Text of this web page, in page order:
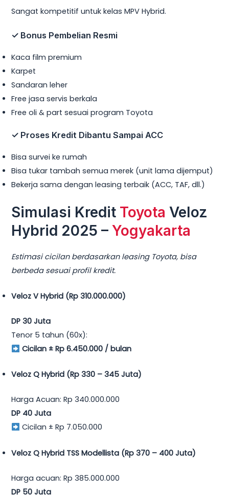
Sangat kompetitif untuk kelas MPV Hybrid.
✓ Bonus Pembelian Resmi
Kaca film premium
Karpet
Sandaran leher
Free jasa servis berkala
Free oli & part sesuai program Toyota
✓ Proses Kredit Dibantu Sampai ACC
Bisa survei ke rumah
Bisa tukar tambah semua merek (unit lama dijemput)
Bekerja sama dengan leasing terbaik (ACC, TAF, dll.)
Simulasi Kredit Toyota Veloz
Hybrid 2025 –Yogyakarta
Estimasi cicilan berdasarkan leasing Toyota, bisa
berbeda sesuai profil kredit.
Veloz V Hybrid (Rp 310.000.000)
DP 30 Juta
Tenor 5 tahun (60x):
Cicilan ± Rp 6.450.000 / bulan
Veloz Q Hybrid (Rp 330 – 345 Juta)
Harga Acuan: Rp 340.000.000
DP 40 Juta
Cicilan ± Rp 7.050.000
Veloz Q Hybrid TSS Modellista (Rp 370 – 400 Juta)
Harga acuan: Rp 385.000.000
DP 50 Juta